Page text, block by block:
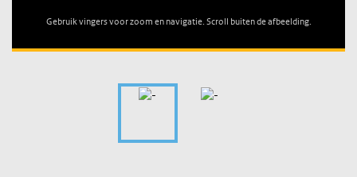
Gebruik vingers voor zoom en navigatie. Scroll buiten de afbeelding.